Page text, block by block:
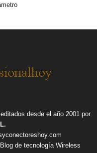
desde el año 2001 por
Blog de tecnología Wireless